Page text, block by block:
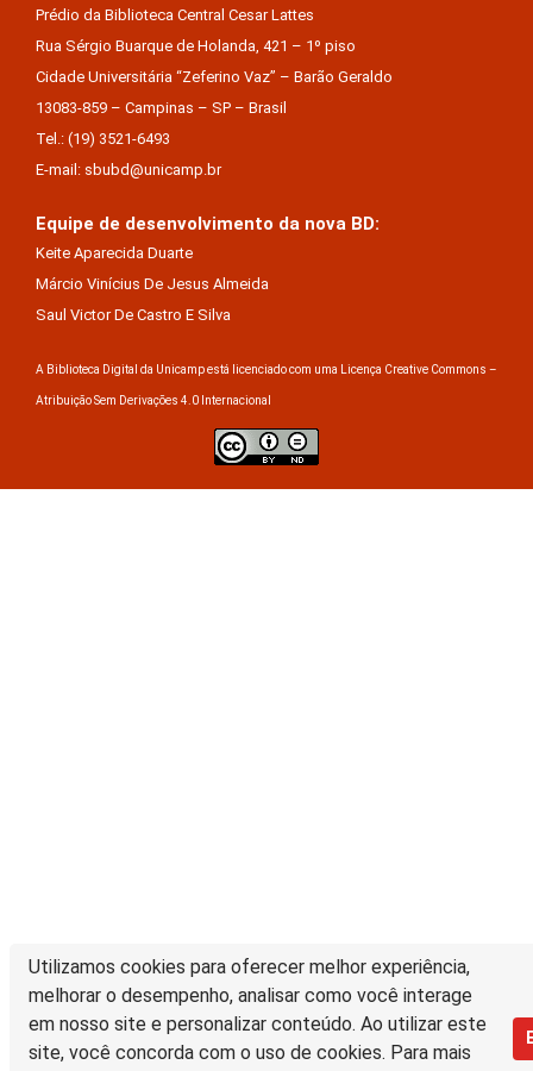
Utilizamos cookies para oferecer melhor experiência,
melhorar o desempenho, analisar como você interage
em nosso site e personalizar conteúdo. Ao utilizar este
site, você concorda com o uso de cookies. Para mais
Prédio da Biblioteca Central Cesar Lattes
Rua Sérgio Buarque de Holanda, 421 – 1º piso
Cidade Universitária “Zeferino Vaz” – Barão Geraldo
13083-859 – Campinas – SP – Brasil
Tel.: (19) 3521-6493
E-mail: sbubd@unicamp.br
Equipe de desenvolvimento da nova BD:
Keite Aparecida Duarte
Márcio Vinícius De Jesus Almeida
Saul Victor De Castro E Silva
A Biblioteca Digital da Unicamp está licenciado com uma Licença Creative Commons –
Atribuição Sem Derivações 4.0 Internacional